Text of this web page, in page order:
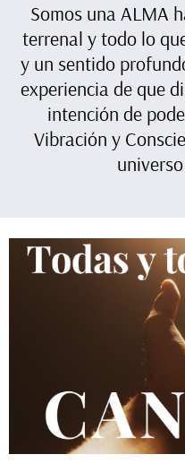
Somos una ALMA
terrenal y todo lo
y un sentido
experiencia de que
intención de
Vibración y